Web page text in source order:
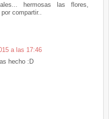
hermosas las flores,
compartir..
a las 17:46
hecho :D